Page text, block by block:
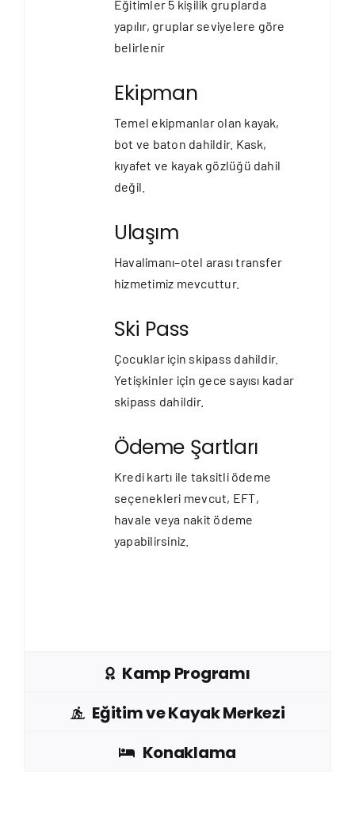
Eğitimler 5 kişilik gruplarda
yapılır, gruplar seviyelere göre
belirlenir
Ekipman
Temel ekipmanlar olan kayak,
bot ve baton dahildir. Kask,
kıyafet ve kayak gözlüğü dahil
değil.
Ulaşım
Havalimanı–otel arası transfer
hizmetimiz mevcuttur.
Ski Pass
Çocuklar için skipass dahildir.
Yetişkinler için gece sayısı kadar
skipass dahildir.
Ödeme Şartları
Kredi kartı ile taksitli ödeme
seçenekleri mevcut, EFT,
havale veya nakit ödeme
yapabilirsiniz.
Kamp Programı
Eğitim ve Kayak Merkezi
Konaklama